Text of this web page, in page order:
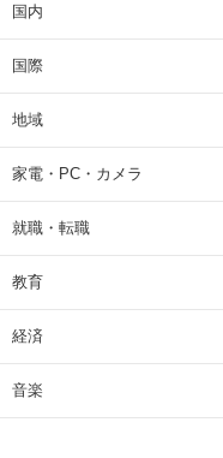
国内
国際
地域
家電・PC・カメラ
就職・転職
教育
経済
音楽